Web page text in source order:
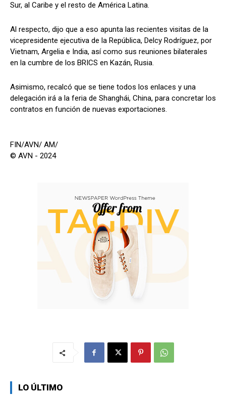
Sur, al Caribe y el resto de América Latina.
Al respecto, dijo que a eso apunta las recientes visitas de la
vicepresidente ejecutiva de la República, Delcy Rodríguez, por
Vietnam, Argelia e India, así como sus reuniones bilaterales
en la cumbre de los BRICS en Kazán, Rusia.
Asimismo, recalcó que se tiene todos los enlaces y una
delegación irá a la feria de Shanghái, China, para concretar los
contratos en función de nuevas exportaciones.
FIN/AVN/ AM/
© AVN - 2024
LO ÚLTIMO